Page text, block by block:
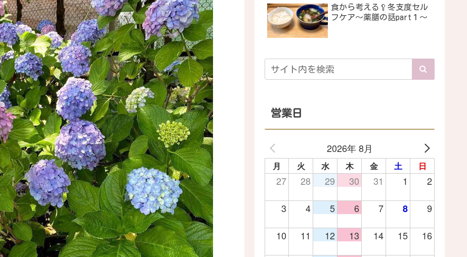
食から考える🥄冬支度セル
フケア〜薬膳の話part１〜
営業日
2026年 8月
月 火 水 木 金 土 日
27 28 29 30 31 1 2
3 4 5 6 7 8 9
10 11 12 13 14 15 16